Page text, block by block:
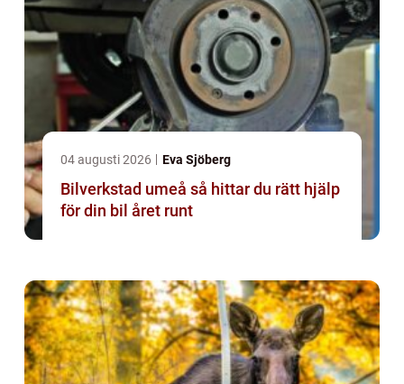
04 augusti 2026 Eva Sjöberg
Bilverkstad umeå så hittar du rätt hjälp
för din bil året runt